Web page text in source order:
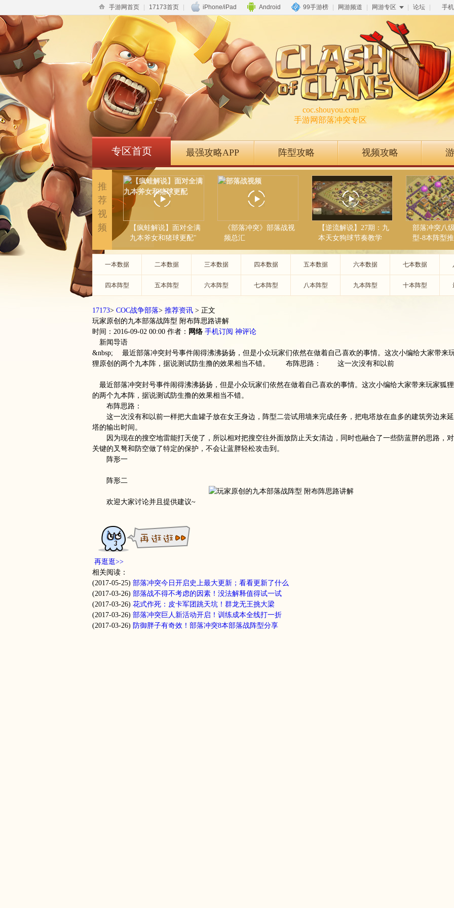
手游网首页 17173首页 iPhone/iPad Android 99手游榜 网游频道 网游专区 论坛 手
coc.shouyou.com
手游网部落冲突专区
专区首页 最强攻略APP 阵型攻略 视频攻略
推
荐
视
频
【疯蛙解说】面对全满
九本斧女和猪球更配"
《部落冲突》部落战视
频总汇
【逆流解说】27期：九
本天女狗球节奏教学
部落冲突八
型-8本阵型
一本数据 二本数据 三本数据 四本数据 五本数据 六本数据 七本数据
四本阵型 五本阵型 六本阵型 七本阵型 八本阵型 九本阵型 十本阵型
17173> COC战争部落> 推荐资讯 > 正文
玩家原创的九本部落战阵型 附布阵思路讲解
时间：2016-09-02 00:00 作者： 网络 手机订阅 神评论
新闻导语
&nbsp; 最近部落冲突封号事件闹得沸沸扬扬，但是小众玩家们依然在做着自己喜欢的事情。这次小编给大家带来
狸原创的两个九本阵，据说测试防生撸的效果相当不错。 布阵思路： 这一次没有和以前
最近部落冲突封号事件闹得沸沸扬扬，但是小众玩家们依然在做着自己喜欢的事情。这次小编给大家带来玩家狐
的两个九本阵，据说测试防生撸的效果相当不错。
布阵思路：
这一次没有和以前一样把大血罐子放在女王身边，阵型二尝试用墙来完成任务，把电塔放在血多的建筑旁边来
塔的输出时间。
因为现在的搜空地雷能打天使了，所以相对把搜空往外面放防止天女清边，同时也融合了一些防蓝胖的思路，
关键的叉弩和防空做了特定的保护，不会让蓝胖轻松攻击到。
阵形一
阵形二
欢迎大家讨论并且提供建议~
再逛逛>>
相关阅读：
(2017-05-25) 部落冲突今日开启史上最大更新；看看更新了什么
(2017-03-26) 部落战不得不考虑的因素！没法解释值得试一试
(2017-03-26) 花式作死：皮卡军团跳天坑！群龙无王挑大梁
(2017-03-26) 部落冲突巨人新活动开启！训练成本全线打一折
(2017-03-26) 防御胖子有奇效！部落冲突8本部落战阵型分享